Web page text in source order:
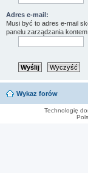
Adres e-mail:
Musi być to adres e-mail
panelu zarządzania
Wykaz forów
Technologię